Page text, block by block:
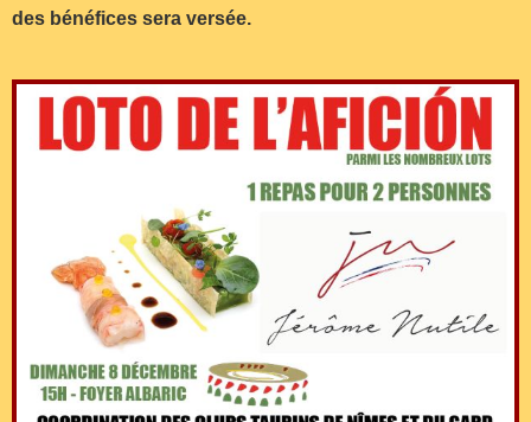
des bénéfices sera versée.